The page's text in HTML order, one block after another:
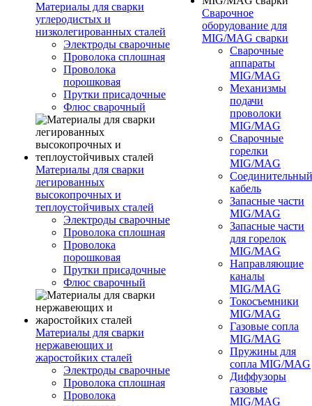
Материалы для сварки
углеродистых и
низколегированных сталей
Электроды сварочные
Проволока сплошная
Проволока
порошковая
Прутки присадочные
Флюс сварочный
Материалы для сварки
легированных
высокопрочных и
теплоустойчивых сталей
Электроды сварочные
Проволока сплошная
Проволока
порошковая
Прутки присадочные
Флюс сварочный
Материалы для сварки
нержавеющих и
жаростойких сталей
Электроды сварочные
Проволока сплошная
Проволока
Сварочное
оборудование для
MIG/MAG сварки
Сварочные
аппараты
MIG/MAG
Механизмы
подачи
проволоки
MIG/MAG
Сварочные
горелки
MIG/MAG
Соединительный
кабель
Запасные части
MIG/MAG
Запасные части
для горелок
MIG/MAG
Направляющие
каналы
MIG/MAG
Токосъемники
MIG/MAG
Газовые сопла
MIG/MAG
Пружины для
сопла MIG/MAG
Диффузоры
газовые
MIG/MAG